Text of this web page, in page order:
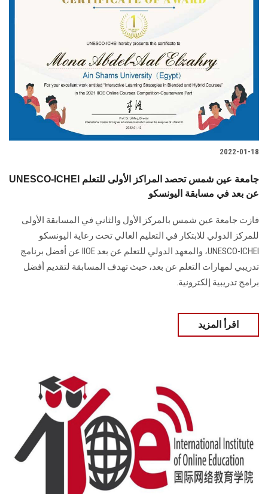
2022-01-18
UNESCO-ICHEI جامعة عين شمس تحصد المراكز الأولى للتعلم
عن بعد في مسابقة اليونسكو
فازت جامعة عين شمس بالمركز الأول والثاني في المسابقة الأولى
للمركز الدولي للابتكار في التعليم العالي تحت رعاية اليونسكو
UNESCO-ICHEI، والمعهد الدولي للتعلم عن بعد IIOE عن أفضل برنامج
تدريبي لمهارات التعلم عن بعد، حيث تهدف المسابقة لتقديم أفضل
برامج تدريبية إلكترونية.
اقرأ المزيد